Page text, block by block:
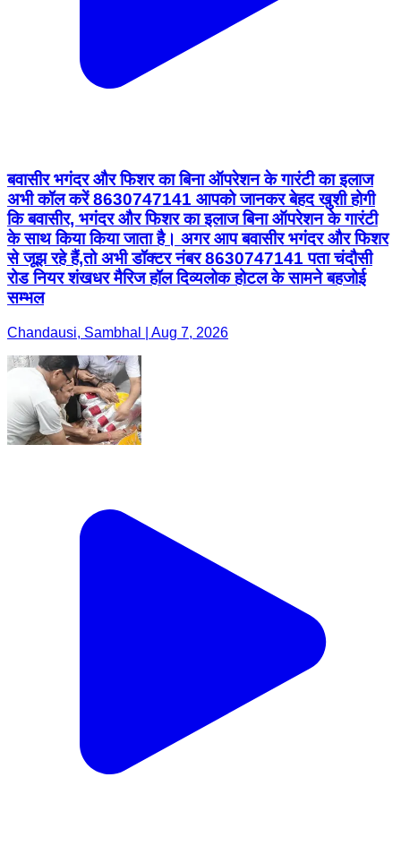
बवासीर भगंदर और फिशर का बिना ऑपरेशन के गारंटी का इलाज
अभी कॉल करें 8630747141 आपको जानकर बेहद खुशी होगी
कि बवासीर, भगंदर और फिशर का इलाज बिना ऑपरेशन के गारंटी
के साथ किया किया जाता है। अगर आप बवासीर भगंदर और फिशर
से जूझ रहे हैं,तो अभी डॉक्टर नंबर 8630747141 पता चंदौसी
रोड नियर शंखधर मैरिज हॉल दिव्यलोक होटल के सामने बहजोई
सम्भल
Chandausi, Sambhal | Aug 7, 2026